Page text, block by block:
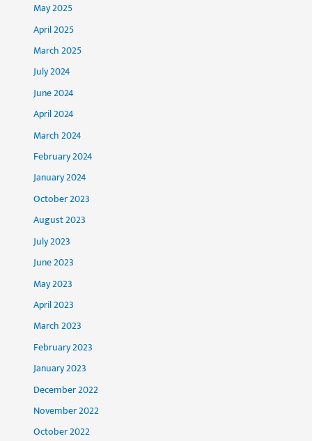
May 2025
April 2025
March 2025
July 2024
June 2024
April 2024
March 2024
February 2024
January 2024
October 2023
August 2023
July 2023
June 2023
May 2023
April 2023
March 2023
February 2023
January 2023
December 2022
November 2022
October 2022